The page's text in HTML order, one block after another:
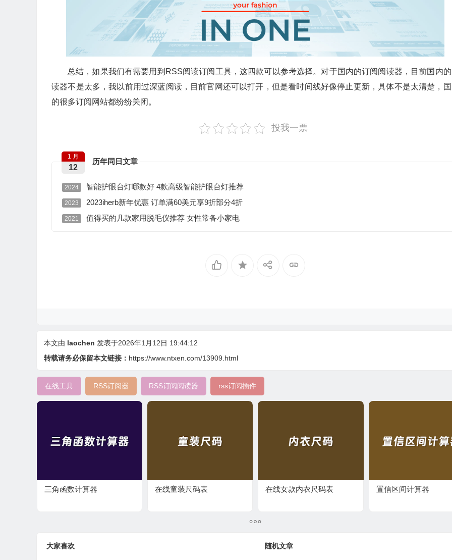
总结，如果我们有需要用到RSS阅读订阅工具，这四款可以参考选择。对于国内的订阅阅读器，目前国内的
读器不是太多，我以前用过深蓝阅读，目前官网还可以打开，但是看时间线好像停止更新，具体不是太清楚，
的很多订阅网站都纷纷关闭。
投我一票
历年同日文章
1 月
12
2024 智能护眼台灯哪款好 4款高级智能护眼台灯推荐
2023 2023iherb新年优惠 订单满60美元享9折部分4折
2021 值得买的几款家用脱毛仪推荐 女性常备小家电
本文由 laochen 发表于2026年1月12日 19:44:12
转载请务必保留本文链接： https://www.ntxen.com/13909.html
在线工具 RSS订阅器 RSS订阅阅读器 rss订阅插件
三角函数计算器 在线童装尺码表 在线女款内衣尺码表 置信区间计算器
大家喜欢 随机文章